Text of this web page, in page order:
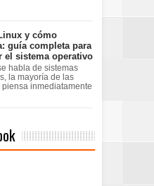
y cómo
guía completa para
el sistema operativo
habla de sistemas
la mayoría de las
piensa inmediatamente